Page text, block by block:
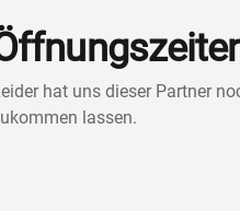
hat uns dieser Partner
lassen.